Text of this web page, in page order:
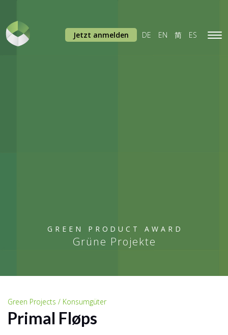
GREEN PRODUCT AWARD
Grüne Projekte
Jetzt anmelden DE EN 简 ES
Green Projects / Konsumgüter
Primal Fløps